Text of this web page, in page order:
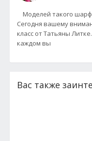
Моделей такого
Сегодня вашему
класс от Татьяны Литке. Он состоит из двух частей, в
каждом вы
Вас также